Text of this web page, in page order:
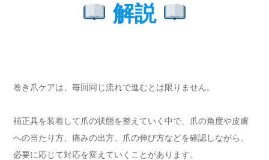
解説
巻き爪ケアは、毎回同じ流れで進むとは限りません。
補正具を装着して爪の状態を整えていく中で、爪の角度や皮膚
への当たり方、痛みの出方、爪の伸び方などを確認しながら、
必要に応じて対応を変えていくことがあります。